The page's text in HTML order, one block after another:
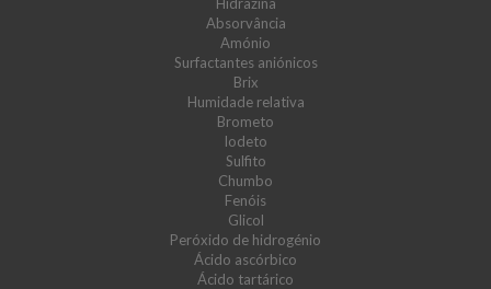
Absorvância
Amónio
Surfactantes aniónicos
Brix
Humidade relativa
Brometo
Iodeto
Sulfito
Chumbo
Fenóis
Glicol
Peróxido de hidrogénio
Ácido ascórbico
Ácido tartárico